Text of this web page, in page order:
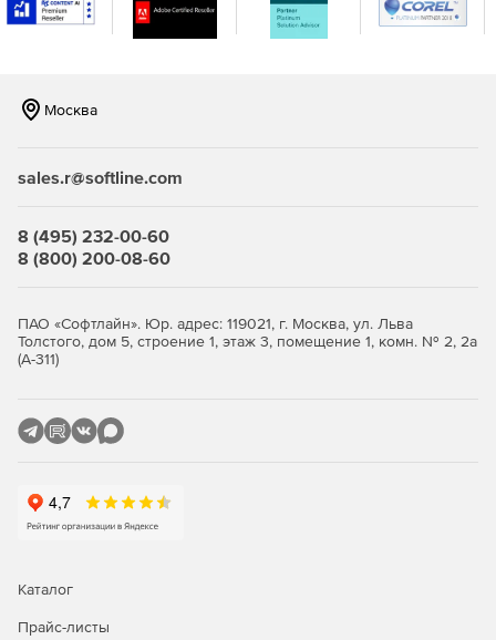
Поддержка исходных файлов (doc, dwg, cdw, xls).
Москва
sales.r@softline.com
8 (495) 232-00-60
8 (800) 200-08-60
ПАО «Софтлайн». Юр. адрес: 119021, г. Москва, ул. Льва
Толстого, дом 5, строение 1, этаж 3, помещение 1, комн. № 2, 2а
(А-311)
Каталог
Прайс-листы